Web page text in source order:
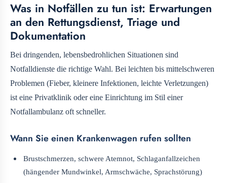
Was in Notfällen zu tun ist: Erwartungen
an den Rettungsdienst, Triage und
Dokumentation
Bei dringenden, lebensbedrohlichen Situationen sind
Notfalldienste die richtige Wahl. Bei leichten bis mittelschweren
Problemen (Fieber, kleinere Infektionen, leichte Verletzungen)
ist eine Privatklinik oder eine Einrichtung im Stil einer
Notfallambulanz oft schneller.
Wann Sie einen Krankenwagen rufen sollten
Brustschmerzen, schwere Atemnot, Schlaganfallzeichen
(hängender Mundwinkel, Armschwäche, Sprachstörung)